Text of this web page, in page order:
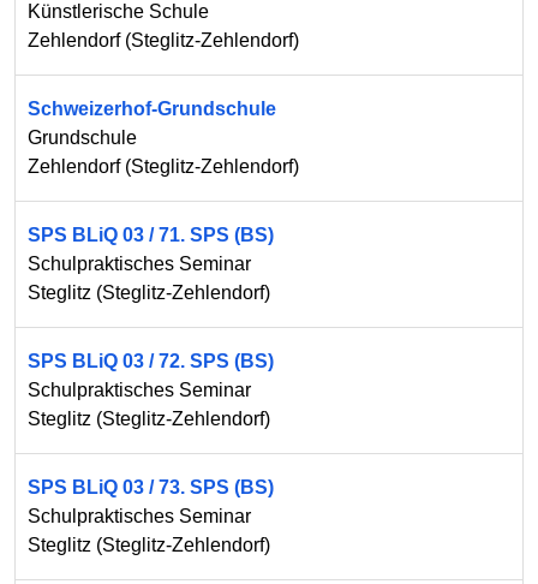
Künstlerische Schule
Zehlendorf(Steglitz-Zehlendorf)
Schweizerhof-Grundschule
Grundschule
Zehlendorf(Steglitz-Zehlendorf)
SPS BLiQ 03 / 71. SPS (BS)
Schulpraktisches Seminar
Steglitz (Steglitz-Zehlendorf)
SPS BLiQ 03 / 72. SPS (BS)
Schulpraktisches Seminar
Steglitz (Steglitz-Zehlendorf)
SPS BLiQ 03 / 73. SPS (BS)
Schulpraktisches Seminar
Steglitz (Steglitz-Zehlendorf)